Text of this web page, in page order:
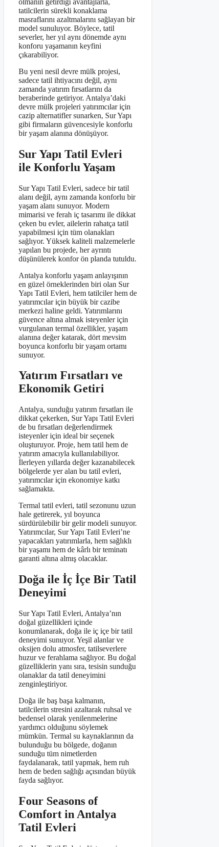
tatilcilerin sürekli konaklama
masraflarını azaltmalarını sağlayan bir
model sunuluyor. Böylece, tatil
severler, her yıl aynı dönemde aynı
konforu yaşamanın keyfini
çıkarabiliyor.
Bu yeni nesil devre mülk projesi,
sadece tatil ihtiyacını değil, aynı
zamanda yatırım fırsatlarını da
beraberinde getiriyor. Antalya’daki
devre mülk projeleri yatırımcılar için
cazip alternatifler sunarken, Sur Yapı
gibi firmaların güvencesiyle konforlu
bir yaşam alanına dönüşüyor.
Sur Yapı Tatil Evleri
ile Konforlu Yaşam
Sur Yapı Tatil Evleri, sadece bir tatil
alanı değil, aynı zamanda konforlu bir
yaşam alanı sunuyor. Modern
mimarisi ve ferah iç tasarımı ile dikkat
çeken bu evler, ailelerin rahatça tatil
yapabilmesi için tüm olanakları
sağlıyor. Yüksek kaliteli malzemelerle
yapılan bu projede, her ayrıntı
düşünülerek konfor ön planda tutuldu.
Antalya konforlu yaşam anlayışının
en güzel örneklerinden biri olan Sur
Yapı Tatil Evleri, hem tatilciler hem de
yatırımcılar için büyük bir cazibe
merkezi haline geldi. Yatırımlarını
güvence altına almak isteyenler için
vurgulanan termal özellikler, yaşam
alanına değer katarak, dört mevsim
boyunca konforlu bir yaşam ortamı
sunuyor.
Yatırım Fırsatları ve
Ekonomik Getiri
Antalya, sunduğu yatırım fırsatları ile
dikkat çekerken, Sur Yapı Tatil Evleri
de bu fırsatları değerlendirmek
isteyenler için ideal bir seçenek
oluşturuyor. Proje, hem tatil hem de
yatırım amacıyla kullanılabiliyor.
İlerleyen yıllarda değer kazanabilecek
bölgelerde yer alan bu tatil evleri,
yatırımcılar için ekonomiye katkı
sağlamakta.
Termal tatil evleri, tatil sezonunu uzun
hale getirerek, yıl boyunca
sürdürülebilir bir gelir modeli sunuyor.
Yatırımcılar, Sur Yapı Tatil Evleri’ne
yapacakları yatırımlarla, hem sağlıklı
bir yaşamı hem de kârlı bir teminatı
garanti altına almış olacaklar.
Doğa ile İç İçe Bir Tatil
Deneyimi
Sur Yapı Tatil Evleri, Antalya’nın
doğal güzellikleri içinde
konumlanarak, doğa ile iç içe bir tatil
deneyimi sunuyor. Yeşil alanlar ve
oksijen dolu atmosfer, tatilseverlere
huzur ve ferahlama sağlıyor. Bu doğal
güzelliklerin yanı sıra, tesisin sunduğu
olanaklar da tatil deneyimini
zenginleştiriyor.
Doğa ile baş başa kalmanın,
tatilcilerin stresini azaltarak ruhsal ve
bedensel olarak yenilenmelerine
yardımcı olduğunu söylemek
mümkün. Termal su kaynaklarının da
bulunduğu bu bölgede, doğanın
sunduğu tüm nimetlerden
faydalanarak, tatil yapmak, hem ruh
hem de beden sağlığı açısından büyük
fayda sağlıyor.
Four Seasons of
Comfort in Antalya
Tatil Evleri